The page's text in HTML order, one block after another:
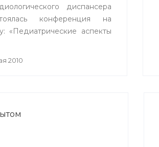
диспансера
конференция на
«Педиатрические аспекты
2010